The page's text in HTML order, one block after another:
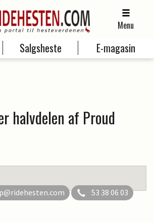
Menu
Salgsheste E-magasin
halvdelen af Proud
53 38 06 03